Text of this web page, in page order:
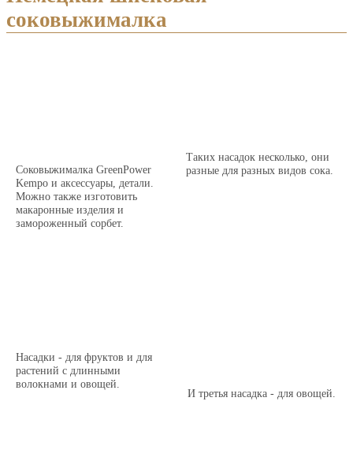
соковыжималка
Соковыжималка GreenPower
Kempo и аксессуары, детали.
Можно также изготовить
макаронные изделия и
замороженный сорбет.
Таких насадок несколько, они
разные для разных видов сока.
Насадки - для фруктов и для
растений с длинными
волокнами и овощей.
И третья насадка - для овощей.